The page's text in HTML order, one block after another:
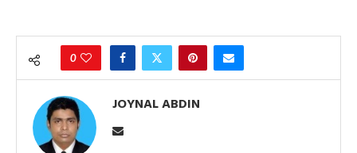
0
JOYNAL ABDIN